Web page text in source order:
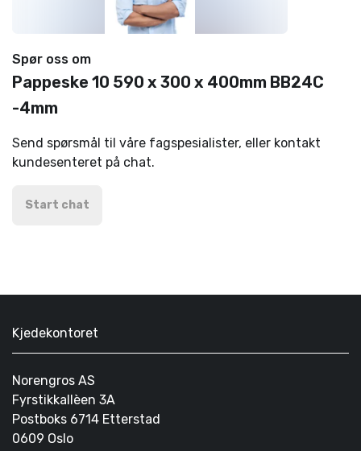
Spør oss om
Pappeske 10 590 x 300 x 400mm BB24C
-4mm
Send spørsmål til våre fagspesialister, eller kontakt
kundesenteret på chat.
Start chat
Kjedekontoret
Norengros AS
Fyrstikkallèen 3A
Postboks 6714 Etterstad
0609 Oslo